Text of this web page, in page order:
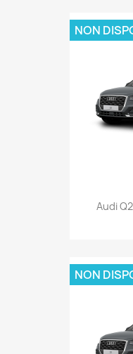
Audi
NON
NON